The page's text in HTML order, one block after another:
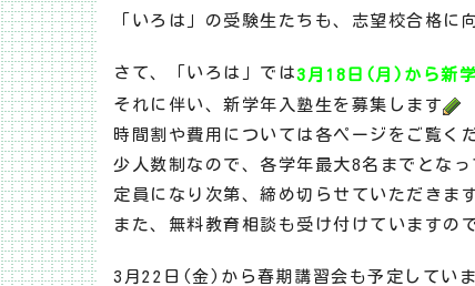
「いろは」の受験生たちも、志望校合格に
さて、「いろは」では3月18日(月)から新
それに伴い、新学年入塾生を募集します
時間割や費用については各ページをご覧く
少人数制なので、各学年最大8名までとなっ
定員になり次第、締め切らせていただきま
また、無料教育相談も受け付けていますの
3月22日(金)から春期講習会も予定してい